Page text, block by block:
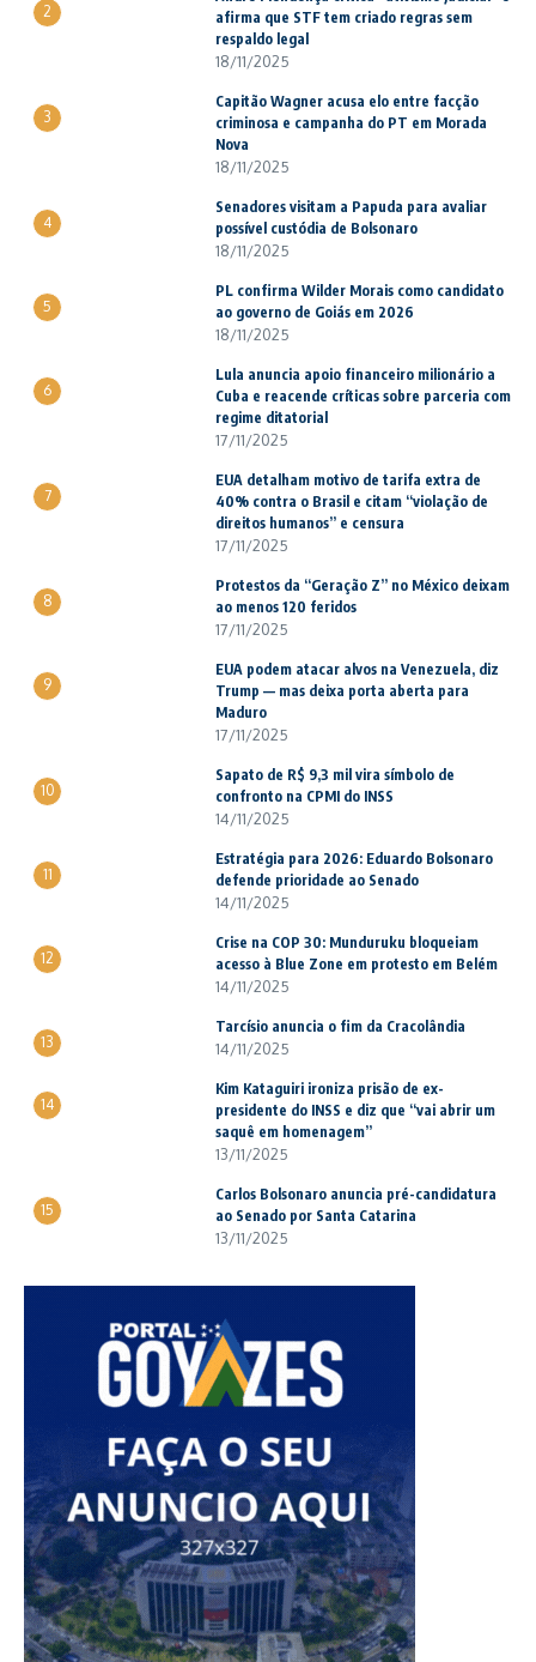
2
afirma que STF tem criado regras sem
respaldo legal
18/11/2025
3
Capitão Wagner acusa elo entre facção
criminosa e campanha do PT em Morada
Nova
18/11/2025
4
Senadores visitam a Papuda para avaliar
possível custódia de Bolsonaro
18/11/2025
5
PL confirma Wilder Morais como candidato
ao governo de Goiás em 2026
18/11/2025
6
Lula anuncia apoio financeiro milionário a
Cuba e reacende críticas sobre parceria com
regime ditatorial
17/11/2025
7
EUA detalham motivo de tarifa extra de
40% contra o Brasil e citam “violação de
direitos humanos” e censura
17/11/2025
8
Protestos da “Geração Z” no México deixam
ao menos 120 feridos
17/11/2025
9
EUA podem atacar alvos na Venezuela, diz
Trump — mas deixa porta aberta para
Maduro
17/11/2025
10
Sapato de R$ 9,3 mil vira símbolo de
confronto na CPMI do INSS
14/11/2025
11
Estratégia para 2026: Eduardo Bolsonaro
defende prioridade ao Senado
14/11/2025
12
Crise na COP 30: Munduruku bloqueiam
acesso à Blue Zone em protesto em Belém
14/11/2025
13
Tarcísio anuncia o fim da Cracolândia
14/11/2025
14
Kim Kataguiri ironiza prisão de ex-
presidente do INSS e diz que “vai abrir um
saquê em homenagem”
13/11/2025
15
Carlos Bolsonaro anuncia pré-candidatura
ao Senado por Santa Catarina
13/11/2025